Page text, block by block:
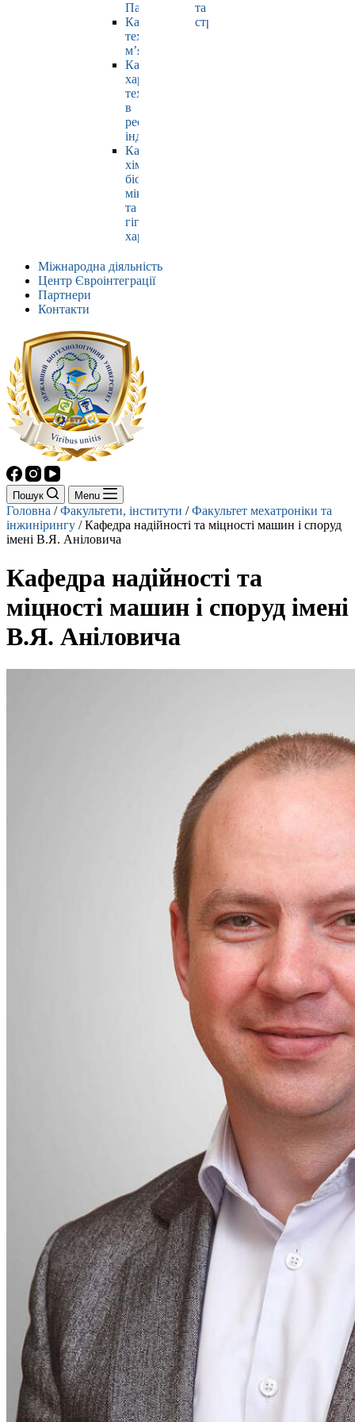
Павлюк
Кафедра
технології
м’яса
Кафедра
харчових
технологій
в
ресторанній
індустрії
Кафедра
хімії,
біохімії,
мікробіології
та
гігієни
харчування
та
страхування
Міжнародна діяльність
Центр Євроінтеграції
Партнери
Контакти
Пошук Menu
Головна /Факультети, інститути /Факультет мехатроніки та
інжинірингу /Кафедра надійності та міцності машин і споруд
імені В.Я. Аніловича
Кафедра надійності та
міцності машин і споруд імені
В.Я. Аніловича